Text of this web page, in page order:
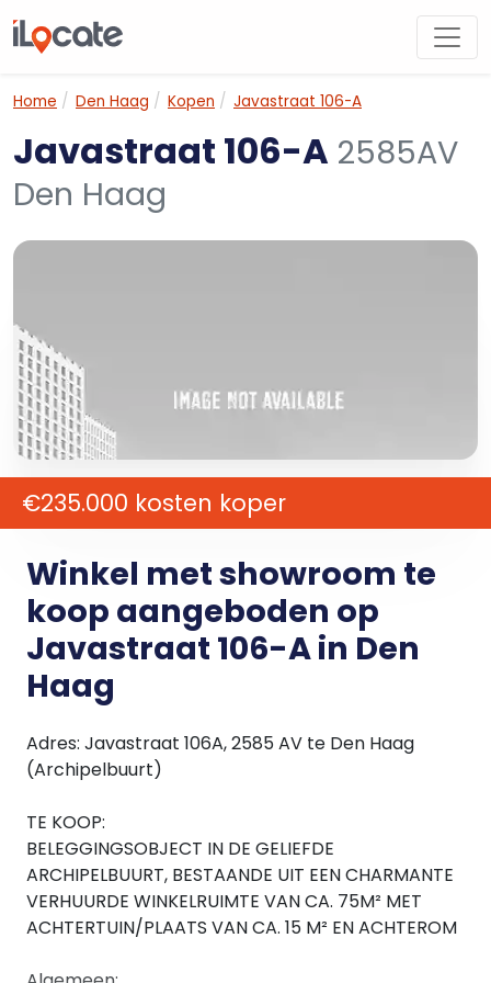
Home Den Haag Kopen Javastraat 106-A
Javastraat 106-A 2585AV
Den Haag
€235.000 kosten koper
Winkel met showroom te
koop aangeboden op
Javastraat 106-A in Den
Haag
Adres: Javastraat 106A, 2585 AV te Den Haag
(Archipelbuurt)
TE KOOP:
BELEGGINGSOBJECT IN DE GELIEFDE
ARCHIPELBUURT, BESTAANDE UIT EEN CHARMANTE
VERHUURDE WINKELRUIMTE VAN CA. 75M² MET
ACHTERTUIN/PLAATS VAN CA. 15 M² EN ACHTEROM